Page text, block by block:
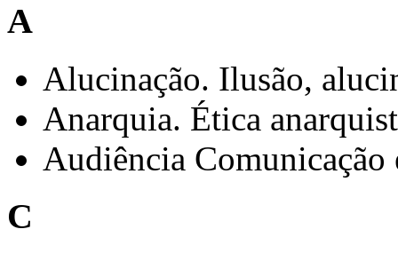
A
Alucinação. Ilusão,
Anarquia. Ética
Audiência Comunicação
C